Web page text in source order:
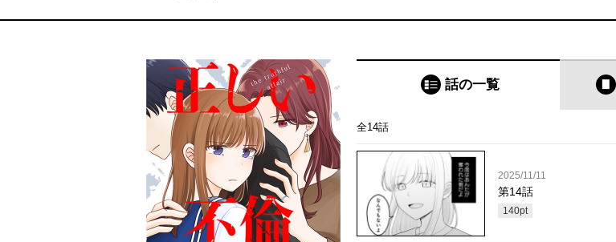
話の一覧
全14話
2025/11/11
第14話
140pt